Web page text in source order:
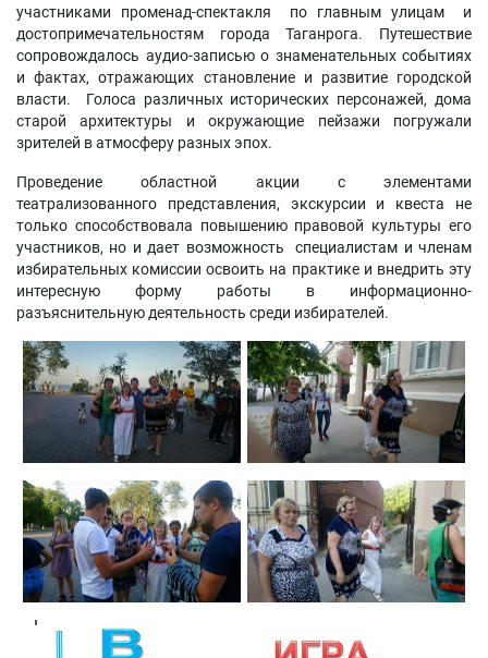
участниками променад-спектакля по главным улицам и
достопримечательностям города Таганрога. Путешествие
сопровождалось аудио-записью о знаменательных событиях
и фактах, отражающих становление и развитие городской
власти. Голоса различных исторических персонажей, дома
старой архитектуры и окружающие пейзажи погружали
зрителей в атмосферу разных эпох.
Проведение областной акции с элементами
театрализованного представления, экскурсии и квеста не
только способствовала повышению правовой культуры его
участников, но и дает возможность специалистам и членам
избирательных комиссии освоить на практике и внедрить эту
интересную форму работы в информационно-
разъяснительную деятельность среди избирателей.